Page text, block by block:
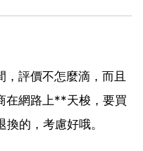
評價不怎麼滴，而且
在網路上**天梭，要買
的，考慮好哦。